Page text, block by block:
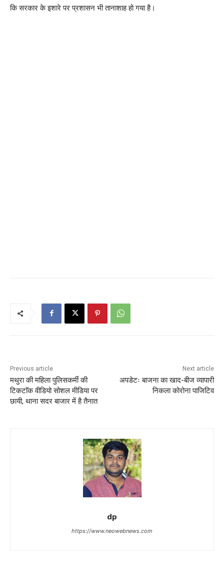
कि सरकार के इशारे पर प्रशासन भी तानाशाह हो गया है।
Previous article
मथुरा की महिला पुलिसकर्मी की
टिकटाॅक वीडियो सोशल मीडिया पर
छायी, थाना सदर बाजार में है तैनात
Next article
अपडेटः बाजना का खाद-बीज व्यापारी
निकला कोरोना पाजिटिव
dp
https://www.neowebnews.com